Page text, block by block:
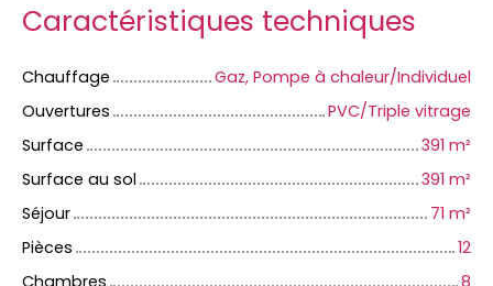
Caractéristiques techniques
Chauffage
Gaz, Pompe à chaleur/Individuel
Ouvertures
PVC/Triple vitrage
Surface
391 m²
Surface au sol
391 m²
Séjour
71 m²
Pièces
12
Chambres
8